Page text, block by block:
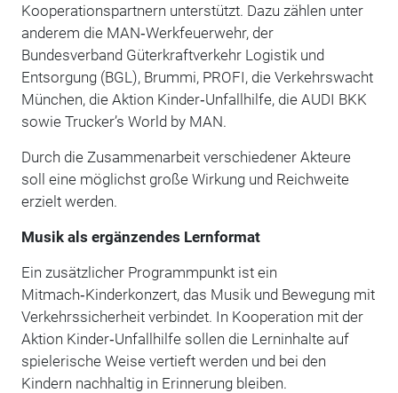
Kooperationspartnern unterstützt. Dazu zählen unter
anderem die MAN‑Werkfeuerwehr, der
Bundesverband Güterkraftverkehr Logistik und
Entsorgung (BGL), Brummi, PROFI, die Verkehrswacht
München, die Aktion Kinder‑Unfallhilfe, die AUDI BKK
sowie Trucker’s World by MAN.
Durch die Zusammenarbeit verschiedener Akteure
soll eine möglichst große Wirkung und Reichweite
erzielt werden.
Musik als ergänzendes Lernformat
Ein zusätzlicher Programmpunkt ist ein
Mitmach‑Kinderkonzert, das Musik und Bewegung mit
Verkehrssicherheit verbindet. In Kooperation mit der
Aktion Kinder‑Unfallhilfe sollen die Lerninhalte auf
spielerische Weise vertieft werden und bei den
Kindern nachhaltig in Erinnerung bleiben.